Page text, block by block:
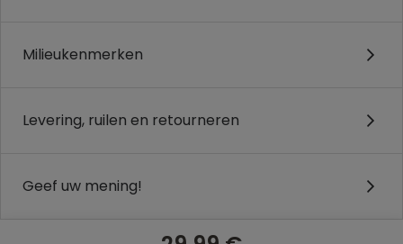
Milieukenmerken
Levering, ruilen en retourneren
Geef uw mening!